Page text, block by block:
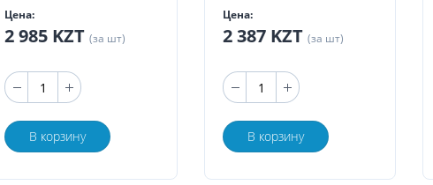
Цена:
2 985 KZT (за шт)
В корзину
Цена:
2 387 KZT (за шт)
В корзину